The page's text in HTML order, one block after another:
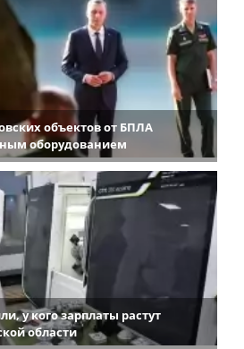
объектов от БПЛА
оборудованием
у кого зарплаты растут
области